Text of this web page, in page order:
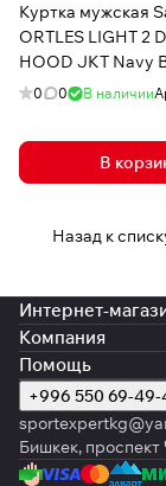
Куртка мужская
ORTLES LIGHT 2
HOOD JKT Navy
0 0 В наличии
В
Назад к
Интернет-
Компания
Помощь
+996 550 69-49-
Бишкек, проспект